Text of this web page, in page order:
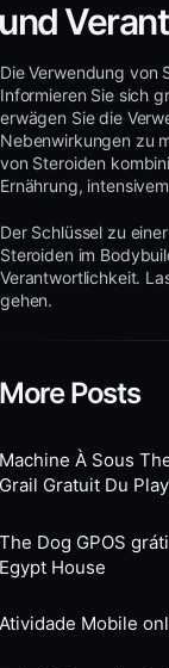
Die Verwendung von
Informieren Sie sich
erwägen Sie die
Nebenwirkungen zu
von Steroiden
Ernährung,
Der Schlüssel zu
Steroiden im
Verantwortlichkeit.
gehen.
Posts
Machine À Sous
Grail Gratuit Du
The Dog GPOS
Egypt House
Atividade Mobile